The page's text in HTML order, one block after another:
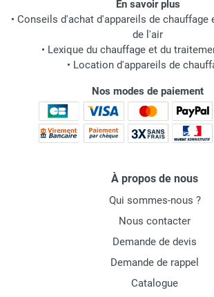
En savoir plus
• Conseils d'achat d'appareils de chauffage
de l'air
• Lexique du chauffage et du
• Location d'appareils de
Nos modes de paiement
À propos de nous
Qui sommes-nous ?
Nous contacter
Demande de devis
Demande de rappel
Catalogue